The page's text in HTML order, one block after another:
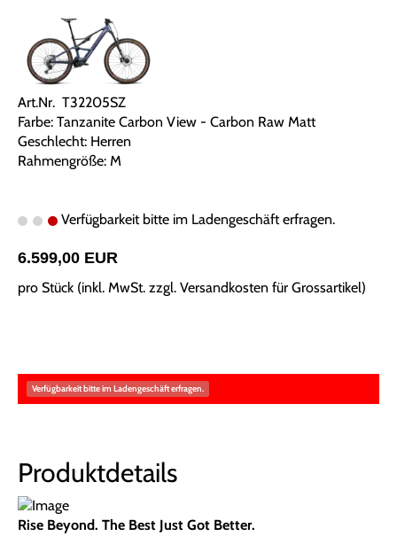
Art.Nr. T32205SZ
Farbe: Tanzanite Carbon View - Carbon Raw Matt
Geschlecht: Herren
Rahmengröße: M
Verfügbarkeit bitte im Ladengeschäft erfragen.
6.599,00 EUR
pro Stück (inkl. MwSt. zzgl. Versandkosten für Grossartikel)
Verfügbarkeit bitte im Ladengeschäft erfragen.
Produktdetails
Rise Beyond. The Best Just Got Better.